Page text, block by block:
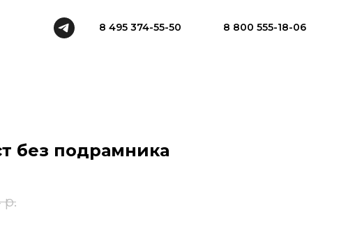
8 495 374-55-50 8 800 555-18-06
без подрамника
р.